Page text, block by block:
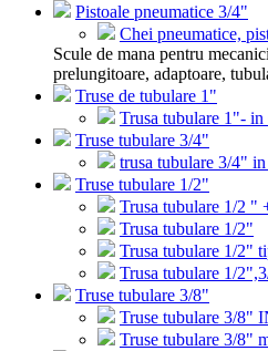
Pistoale pneumatice 3/4"
Chei pneumatice,
Scule de mana pentru
prelungitoare, adaptoare,
Truse de tubulare 1"
Trusa tubulare 1"-
Truse tubulare 3/4"
trusa tubulare 3/4"
Truse tubulare 1/2"
Trusa tubulare 1/2 "
Trusa tubulare 1/2"
Trusa tubulare 1/2"
Trusa tubulare 1/
Truse tubulare 3/8"
Truse tubulare 3/8"
Truse tubulare 3/8"